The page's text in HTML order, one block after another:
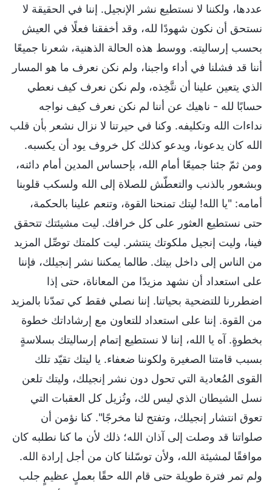
عددها، ولكننا لا نستطيع نشر الإنجيل. إننا في الحقيقة لا
نستحق أن نكون شهودًا لله، وقد أخفقنا فعلًا في العيش
بحسب إرساليته. ووسط هذه الحالة الذهنية، شعرنا جميعًا
أننا قد فشلنا في أداء واجبنا، ولم نكن نعرف ما هو المسار
الذي يتعين علينا أن نتَّخِذه، ولم نكن نعرف كيف نعطي
حسابًا لله - ناهيك عن أننا لم نكن نعرف كيف نواجه
نداءات الله وتكليفه. وكنا في حيرتنا لا نزال نشعر بأن قلب
الله كان يدعونا، ويدعو كذلك كل خروف يود أن يكسبه.
ومن ثمّ جئنا جميعًا أمام الله، بإحساس المدين أمام دائنه،
وبشعور بالذنب والتعطّش للصلاة إلى الله ولسكب قلوبنا
أمامه: "يا الله! ليتك تمنحنا القوة، وتنعم علينا بالحكمة،
حتى نستطيع العثور على كل خرافك. ليت مشيئتك تتحقق
فينا، وليت إنجيل ملكوتك ينتشر. ليت كلمتك توصِّل المزيد
من الناس إلى داخل بيتك. طالما يمكننا نشر إنجيلك، فإننا
على استعداد أن نشهد مزيدًا من المعاناة، حتى إذا
اضطررنا للتضحية بحياتنا. إننا نصلي فقط كي تمدّنا بالمزيد
من القوة. إننا على استعداد للتعاون مع إرشاداتك خطوة
بخطوةٍ. آه يا الله، إننا لا نستطيع إتمام إرساليتك بسلاسةٍ
بسبب قامتنا الصغيرة ولكوننا ضعفاء. يا ليتك تقيّد تلك
القوى المُعادية التي تحول دون نشر إنجيلك، وليتك تلعن
نسل الشيطان الذي ليس لك، وتُزيل كل العقبات التي
تعوق انتشار إنجيلك، وتفتح لنا مخرجًا". كنا نؤمن أن
صلواتنا قد وصلت إلى آذان الله؛ ذلك لأن ما كنا نطلبه كان
موافقًا لمشيئة الله، ولأن توسّلنا كان من أجل إرادة الله.
ولم تمر فترة طويلة حتى قام الله حقًا بعملٍ عظيمٍ جلب